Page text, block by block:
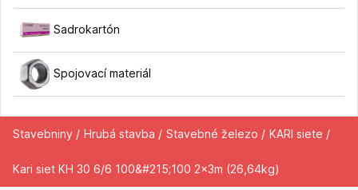
Sadrokartón
Spojovací materiál
Stavebniny / Hrubá stavba / Stavebné železo / KARI siete /
Kari siet KH 30 6/6 100&#215;100 2x3m (26,64kg)